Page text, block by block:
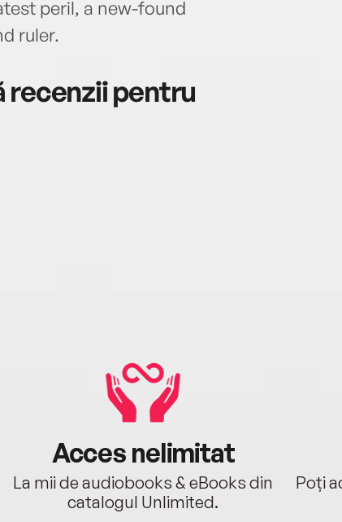
peril, a new-found
ruler.
recenzii pentru
Acces nelimitat
La mii de audiobooks & eBooks din
catalogul Unlimited.
Poți